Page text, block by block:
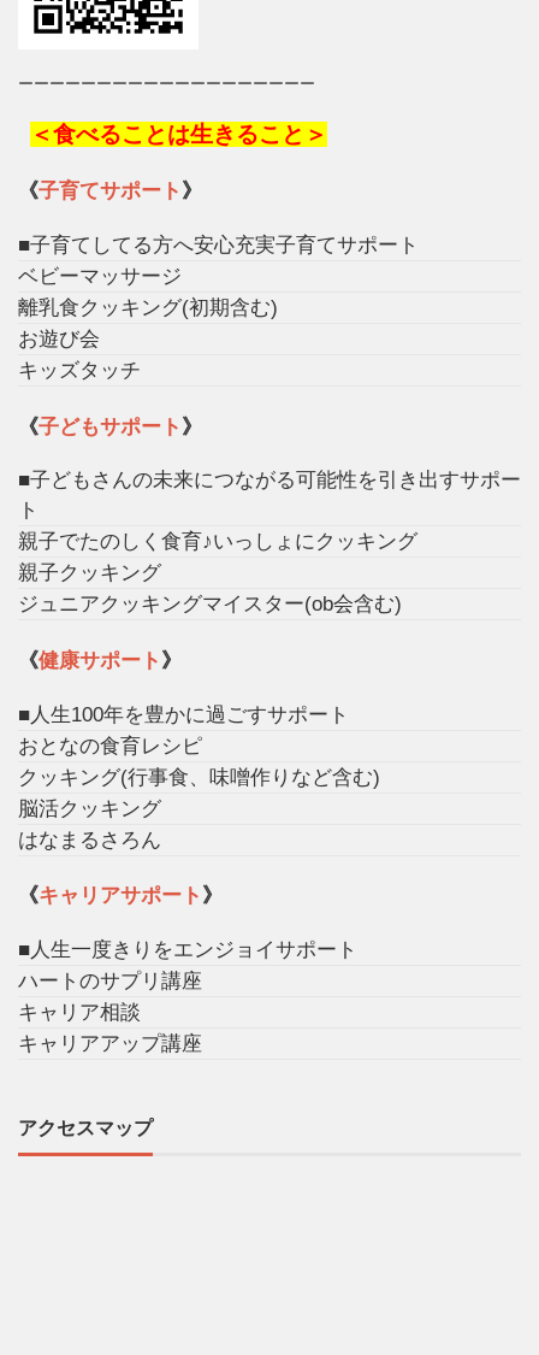
ーーーーーーーーーーーーーーーーーーー
＜食べることは生きること＞
《子育てサポート 》
■子育てしてる方へ安心充実子育てサポート
ベビーマッサージ
離乳食クッキング(初期含む)
お遊び会
キッズタッチ
《子どもサポート 》
■子どもさんの未来につながる可能性を引き出すサポー
ト
親子でたのしく食育♪いっしょにクッキング
親子クッキング
ジュニアクッキングマイスター(ob会含む)
《健康サポート 》
■人生100年を豊かに過ごすサポート
おとなの食育レシピ
クッキング(行事食、味噌作りなど含む)
脳活クッキング
はなまるさろん
《キャリアサポート 》
■人生一度きりをエンジョイサポート
ハートのサプリ講座
キャリア相談
キャリアアップ講座
アクセスマップ